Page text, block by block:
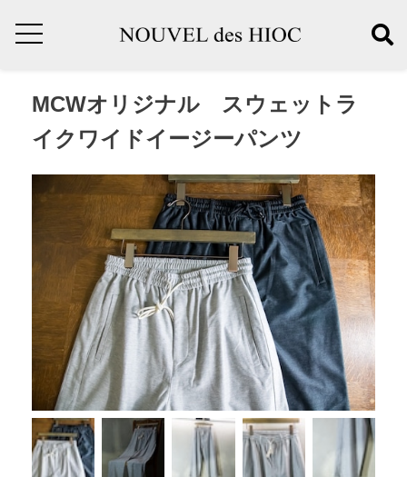
MCWオリジナル スウェットラ
イクワイドイージーパンツ